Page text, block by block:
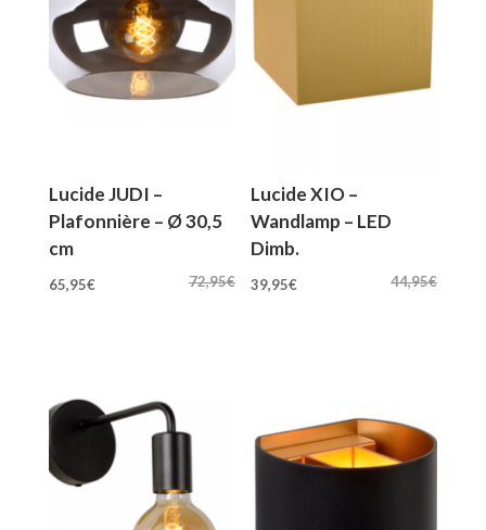
Lucide JUDI –
Plafonnière – Ø 30,5
cm
72,95€
Oorspronkelijke
65,95€Huidige
Lucide XIO –
Wandlamp – LED
Dimb.
44,95€
Oorspronkelijke
39,95€